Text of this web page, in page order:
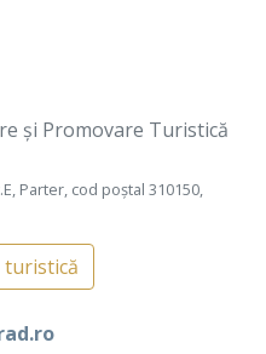
și Promovare Turistică
Parter, cod poștal 310150,
turistică